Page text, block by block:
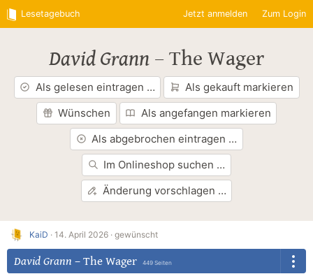
Lesetagebuch Jetzt anmelden Zum Login
David Grann – The Wager
Als gelesen eintragen …
Als gekauft markieren
Wünschen
Als angefangen markieren
Als abgebrochen eintragen …
Im Onlineshop suchen …
Änderung vorschlagen …
KaiD · 14. April 2026 · gewünscht
David Grann – The Wager 449 Seiten